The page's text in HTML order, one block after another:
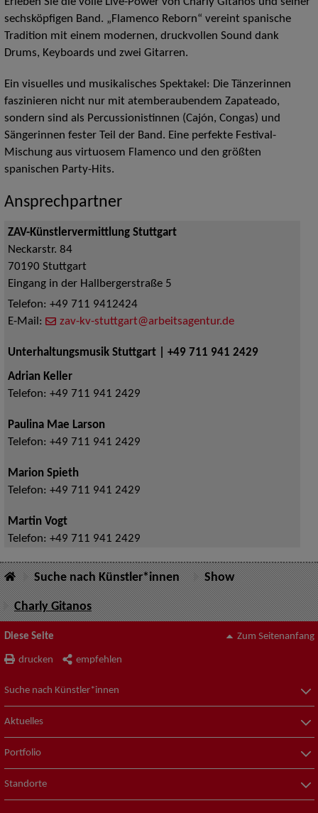
sechsköpfigen Band. „Flamenco Reborn“ vereint spanische
Tradition mit einem modernen, druckvollen Sound dank
Drums, Keyboards und zwei Gitarren.
Ein visuelles und musikalisches Spektakel: Die Tänzerinnen
faszinieren nicht nur mit atemberaubendem Zapateado,
sondern sind als Percussionistinnen (Cajón, Congas) und
Sängerinnen fester Teil der Band. Eine perfekte Festival-
Mischung aus virtuosem Flamenco und den größten
spanischen Party-Hits.
Ansprechpartner
ZAV-Künstlervermittlung Stuttgart
Neckarstr. 84
70190 Stuttgart
Eingang in der Hallbergerstraße 5
Telefon: +49 711 9412424
E-Mail:
zav-kv-stuttgart@arbeitsagentur.de
Unterhaltungsmusik Stuttgart | +49 711 941 2429
Adrian Keller
Telefon: +49 711 941 2429
Paulina Mae Larson
Telefon: +49 711 941 2429
Marion Spieth
Telefon: +49 711 941 2429
Martin Vogt
Telefon: +49 711 941 2429
Suche nach Künstler*innen Show
Charly Gitanos
Diese Seite
drucken empfehlen
Zum Seitenanfang
Suche nach Künstler*innen
Aktuelles
Portfolio
Standorte